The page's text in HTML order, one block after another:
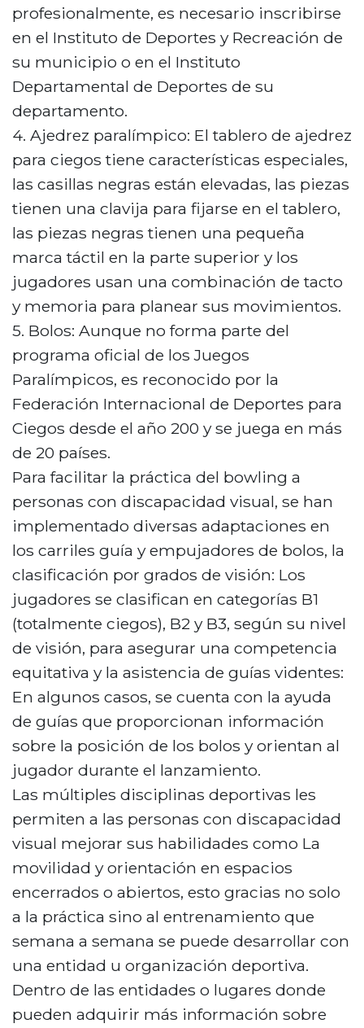
profesionalmente, es necesario inscribirse
en el Instituto de Deportes y Recreación de
su municipio o en el Instituto
Departamental de Deportes de su
departamento.
4. Ajedrez paralímpico: El tablero de ajedrez
para ciegos tiene características especiales,
las casillas negras están elevadas, las piezas
tienen una clavija para fijarse en el tablero,
las piezas negras tienen una pequeña
marca táctil en la parte superior y los
jugadores usan una combinación de tacto
y memoria para planear sus movimientos.
5. Bolos: Aunque no forma parte del
programa oficial de los Juegos
Paralímpicos, es reconocido por la
Federación Internacional de Deportes para
Ciegos desde el año 200 y se juega en más
de 20 países.
Para facilitar la práctica del bowling a
personas con discapacidad visual, se han
implementado diversas adaptaciones en
los carriles guía y empujadores de bolos, la
clasificación por grados de visión: Los
jugadores se clasifican en categorías B1
(totalmente ciegos), B2 y B3, según su nivel
de visión, para asegurar una competencia
equitativa y la asistencia de guías videntes:
En algunos casos, se cuenta con la ayuda
de guías que proporcionan información
sobre la posición de los bolos y orientan al
jugador durante el lanzamiento.
Las múltiples disciplinas deportivas les
permiten a las personas con discapacidad
visual mejorar sus habilidades como La
movilidad y orientación en espacios
encerrados o abiertos, esto gracias no solo
a la práctica sino al entrenamiento que
semana a semana se puede desarrollar con
una entidad u organización deportiva.
Dentro de las entidades o lugares donde
pueden adquirir más información sobre